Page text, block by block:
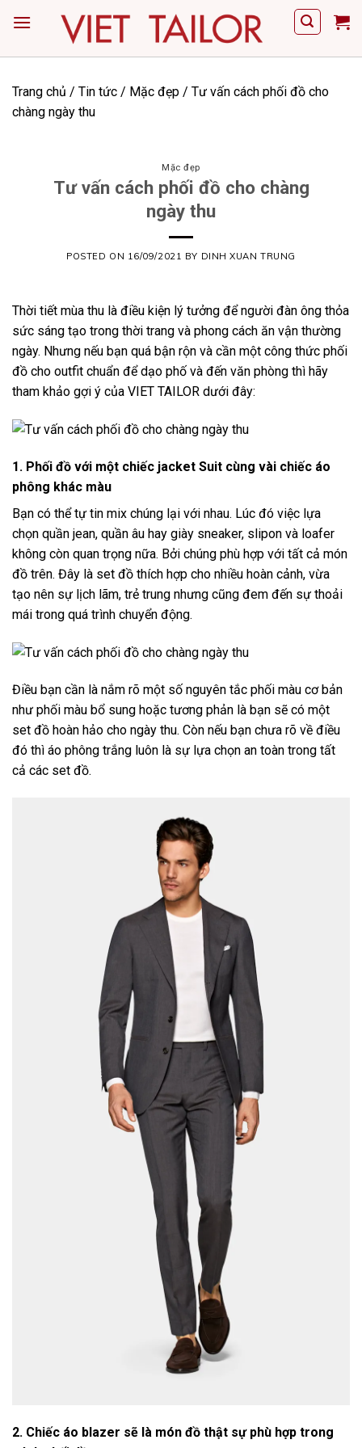
Trang chủ / Tin tức / Mặc đẹp / Tư vấn cách phối đồ cho
chàng ngày thu
Mặc đẹp
Tư vấn cách phối đồ cho chàng
ngày thu
POSTED ON 16/09/2021 BY DINH XUAN TRUNG
Thời tiết mùa thu là điều kiện lý tưởng để người đàn ông thỏa
sức sáng tạo trong thời trang và phong cách ăn vận thường
ngày. Nhưng nếu bạn quá bận rộn và cần một công thức phối
đồ cho outfit chuẩn để dạo phố và đến văn phòng thì hãy
tham khảo gợi ý của VIET TAILOR dưới đây:
1. Phối đồ với một chiếc jacket Suit cùng vài chiếc áo
phông khác màu
Bạn có thể tự tin mix chúng lại với nhau. Lúc đó việc lựa
chọn quần jean, quần âu hay giày sneaker, slipon và loafer
không còn quan trọng nữa. Bởi chúng phù hợp với tất cả món
đồ trên. Đây là set đồ thích hợp cho nhiều hoàn cảnh, vừa
tạo nên sự lịch lãm, trẻ trung nhưng cũng đem đến sự thoải
mái trong quá trình chuyển động.
Điều bạn cần là nắm rõ một số nguyên tắc phối màu cơ bản
như phối màu bổ sung hoặc tương phản là bạn sẽ có một
set đồ hoàn hảo cho ngày thu. Còn nếu bạn chưa rõ về điều
đó thì áo phông trắng luôn là sự lựa chọn an toàn trong tất
cả các set đồ.
2. Chiếc áo blazer sẽ là món đồ thật sự phù hợp trong